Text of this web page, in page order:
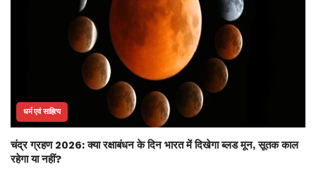
धर्म एवं साहित्य
चंद्र ग्रहण 2026: क्या रक्षाबंधन के दिन भारत में दिखेगा ब्लड मून, सूतक काल
रहेगा या नहीं?